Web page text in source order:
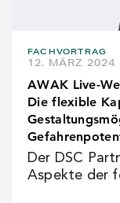
FACHVORTRAG
12. MÄRZ 2024
AWAK Live-
Die flexible
Der DSC
Aspekte der